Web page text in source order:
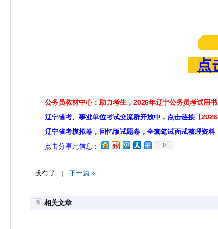
点
公务员教材中心：助力考生，2026年辽宁公务员考试用书
辽宁省考、事业单位考试交流群开放中，点击链接 【
辽宁省考模拟卷，回忆版试题卷，全套笔试面试整理资料
点击分享此信息：
0
没有了 | 下一篇 »
相关文章